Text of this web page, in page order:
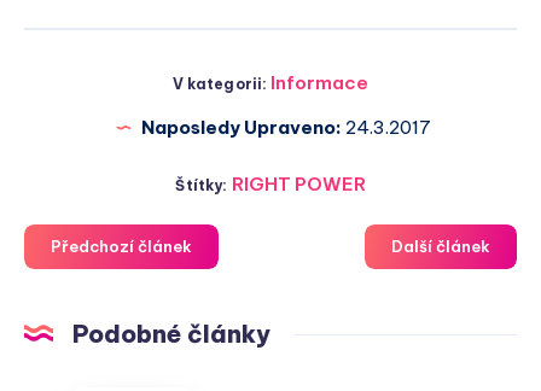
V kategorii: Informace
Naposledy Upraveno: 24.3.2017
Štítky: RIGHT POWER
Předchozí článek Další článek
Podobné články